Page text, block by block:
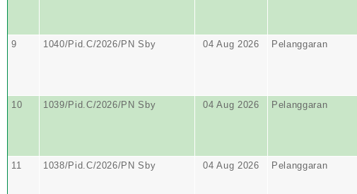
9 1040/Pid.C/2026/PN Sby 04 Aug 2026 Pelanggaran
10 1039/Pid.C/2026/PN Sby 04 Aug 2026 Pelanggaran
11 1038/Pid.C/2026/PN Sby 04 Aug 2026 Pelanggaran